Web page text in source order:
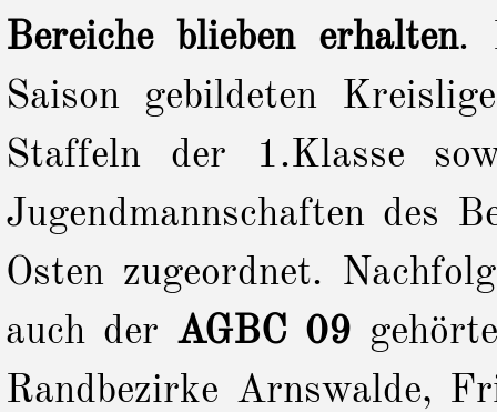
Bereiche blieben erhalten.
Saison gebildeten
Staffeln der 1.Klasse
Jugendmannschaften des
Osten zugeordnet.
auch der AGBC 09
Randbezirke Arnswalde,